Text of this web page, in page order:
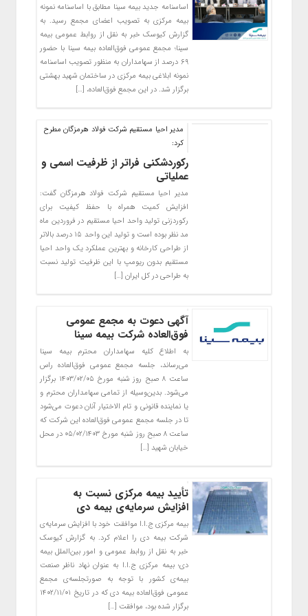
اساسنامه جدید بیمه سینا مطابق با اساسنامه نمونه
بیمه مرکزی به تصویب اعضای مجمع رسید. به
گزارش کیوسک خبر به نقل از روابط عمومی بیمه
سینا؛ مجمع عمومی فوق‌العاده بیمه سینا با حضور
۶۹ درصد از سهامداران به منظور تصویب اساسنامه
نمونه ابلاغی بیمه مرکزی در ساختمان شهید بهشتی
برگزار شد. در این مجمع فوق‌العاده، […]
مدیر احیا مستقیم شرکت فولاد هرمزگان مطرح
کرد:
رکوردشکنی فراتر از ظرفیت اسمی و
عملیاتی
مدیر احیا مستقیم شرکت فولاد هرمزگان گفت:
افزایش کمیت همراه با حفظ کیفیت برای
رکوردزنی تولید واحد احیا مستقیم در فروردین ماه
مد نظر بوده است و تولید این واحد ۱۵ درصد بالاتر
از طراحی کارخانه و بهترین عملکرد یک واحد احیا
مستقیم بدون ریومپ با این ظرفیت تولید نسبت
به طراحی در کل ایران […]
آگهی دعوت به مجمع عمومی
فوق‌العاده شرکت بیمه سینا
به اطلاع کلیه سهامداران محترم بیمه سینا
می‌رساند، جلسه مجمع عمومی فوق‌العاده راس
ساعت ۸ صبح روز شنبه مورخ ۱۴۰۳/۰۲/۰۵ برگزار
می‌شود. بدین‌وسیله از تمامی سهامداران محترم و
یا نماینده قانونی و تام الاختیار آنان دعوت می‌شود
تا در جلسه مجمع عمومی فوق‌العاده این شرکت که
ساعت 8 صبح روز شنبه مورخ ۰۵/۰۲/۱۴۰۳ در محل
خیابان شهید […]
تأیید بیمه مرکزی نسبت به
افزایش سرمایه‌ی بیمه دی
بیمه مرکزی ج.ا.ا موافقت خود با افزایش سرمایه‌ی
شرکت بیمه دی را اعلام کرد. به گزارش کیوسک
خبر به نقل از روابط عمومی و امور بین‌الملل بیمه
دی؛ بیمه مرکزی ج.ا.ا به عنوان نهاد ناظر صنعت
بیمه‌ی کشور با توجه به صورتجلسه‌ی مجمع
عمومی فوق‌العاده بیمه دی که در تاریخ ۱۴۰۲/۱۱/۰۱
برگزار شده بود، موافقت […]